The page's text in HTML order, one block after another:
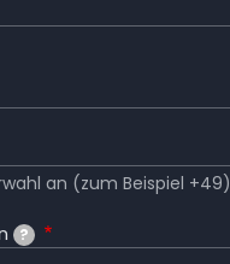
an (zum Beispiel +49)
?